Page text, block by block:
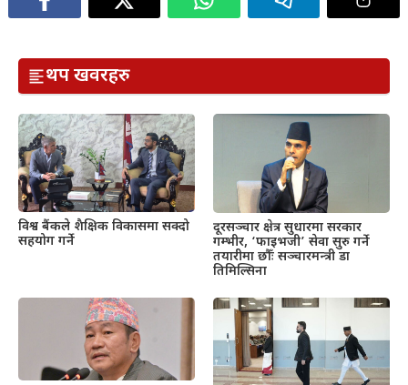
थप खवरहरु
विश्व बैंकले शैक्षिक विकासमा सक्दो
सहयोग गर्ने
दूरसञ्चार क्षेत्र सुधारमा सरकार
गम्भीर, ‘फाइभजी’ सेवा सुरु गर्ने
तयारीमा छौँः सञ्चारमन्त्री डा
तिमिल्सिना